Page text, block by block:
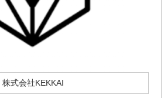
株式会社KEKKAI